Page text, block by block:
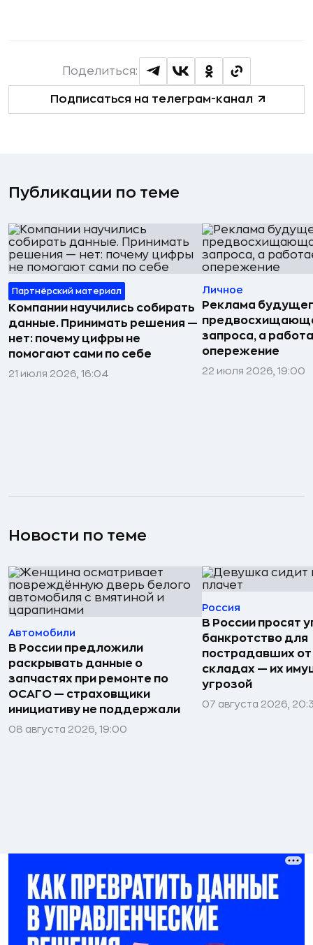
Подписаться на телеграм-канал
Поделиться:
Публикации по теме
Партнёрский материал
Компании научились собирать
данные. Принимать решения —
нет: почему цифры не
помогают сами по себе
21 июля 2026, 16:04
Личное
Реклама
запроса, а
опережение
22 июля 2026, 19:00
Новости по теме
Автомобили
В России предложили
раскрывать данные о
запчастях при ремонте по
ОСАГО — страховщики
инициативу не поддержали
08 августа 2026, 19:00
Россия
В России просят
банкротство для
пострадавших
складах — их
угрозой
07 августа 2026,